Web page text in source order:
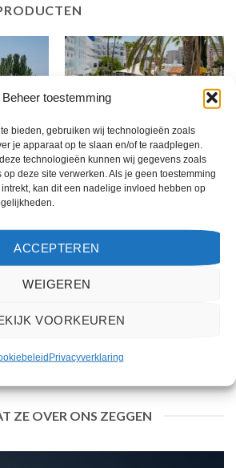
Beheer toestemming
bieden, gebruiken wij technologieën zoals
je apparaat op te slaan en/of te raadplegen.
technologieën kunnen wij gegevens zoals
deze site verwerken. Als je geen toestemming
kan dit een nadelige invloed hebben op
ACCEPTEREN
WEIGEREN
VOORKEUREN
Privacyverklaring
een 4
Santa
COSTA BRAVA
4uit 5
Hotel Best Lloret Splash is een 4
sterren accommodatie in Lloret de
EUR 439.00 per persoon.
PRIJZEN EN BOEKEN
ZE OVER ONS ZEGGEN